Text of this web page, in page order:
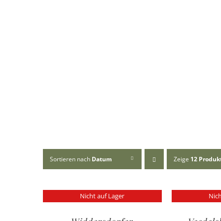
Sortieren nach Datum Zeige 12
Nicht auf Lager